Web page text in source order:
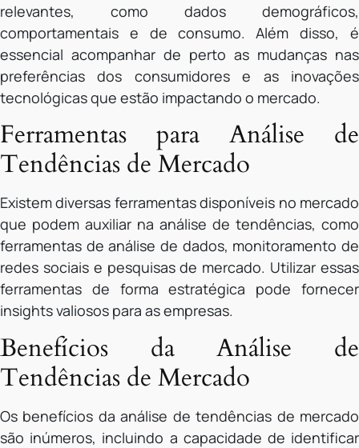
relevantes, como dados demográficos,
comportamentais e de consumo. Além disso, é
essencial acompanhar de perto as mudanças nas
preferências dos consumidores e as inovações
tecnológicas que estão impactando o mercado.
Ferramentas para Análise de
Tendências de Mercado
Existem diversas ferramentas disponíveis no mercado
que podem auxiliar na análise de tendências, como
ferramentas de análise de dados, monitoramento de
redes sociais e pesquisas de mercado. Utilizar essas
ferramentas de forma estratégica pode fornecer
insights valiosos para as empresas.
Benefícios da Análise de
Tendências de Mercado
Os benefícios da análise de tendências de mercado
são inúmeros, incluindo a capacidade de identificar